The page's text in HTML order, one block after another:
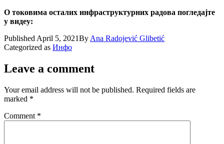
О токовима осталих инфраструктурних радова погледајте
у видеу:
Published April 5, 2021By Ana Radojević Glibetić
Categorized as Инфо
Leave a comment
Your email address will not be published. Required fields are
marked *
Comment *